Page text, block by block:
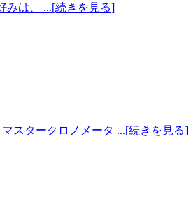
みは、 ...[続きを見る]
スタークロノメータ ...[続きを見る]